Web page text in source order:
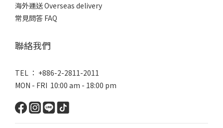
海外運送 Overseas delivery
常見問答 FAQ
聯絡我們
TEL ： +886-2-2811-2011
MON - FRI 10:00 am - 18:00 pm